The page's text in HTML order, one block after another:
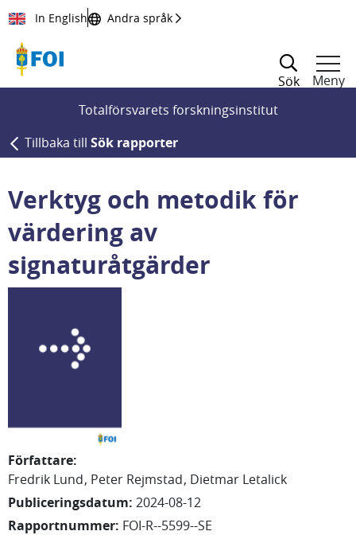
Till innehållet
In English Andra språk
Sök
Meny
Totalförsvarets forskningsinstitut
Tillbaka till Sök rapporter
Verktyg och metodik för
värdering av
signaturåtgärder
Författare:
Fredrik Lund Peter Rejmstad Dietmar Letalick
Publiceringsdatum: 2024-08-12
Rapportnummer: FOI-R--5599--SE